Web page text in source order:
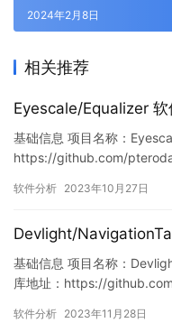
2024年2月8日
相关推荐
Eyescale/Equalizer 软
基础信息 项目名称：
https://github.com/
33440/
软件分析 2023年10月27日
Devlight/
基础信息 项目名称：
库地址：https://
8336/
软件分析 2023年11月28日